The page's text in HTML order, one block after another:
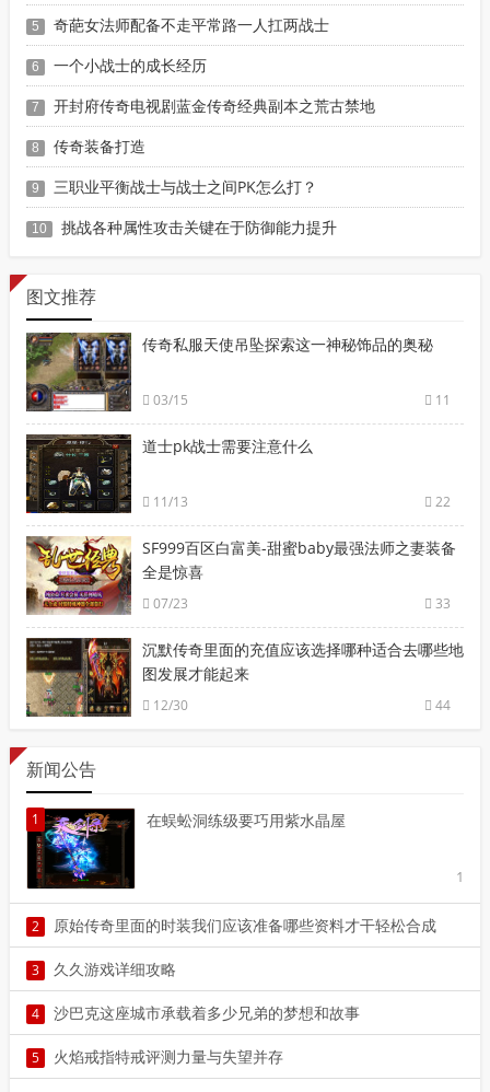
5 奇葩女法师配备不走平常路一人扛两战士
6 一个小战士的成长经历
7 开封府传奇电视剧蓝金传奇经典副本之荒古禁地
8 传奇装备打造
9 三职业平衡战士与战士之间PK怎么打？
10 挑战各种属性攻击关键在于防御能力提升
图文推荐
传奇私服天使吊坠探索这一神秘饰品的奥秘
03/15 11
道士pk战士需要注意什么
11/13 22
SF999百区白富美-甜蜜baby最强法师之妻装备
全是惊喜
07/23 33
沉默传奇里面的充值应该选择哪种适合去哪些地
图发展才能起来
12/30 44
新闻公告
1 在蜈蚣洞练级要巧用紫水晶屋
1
2 原始传奇里面的时装我们应该准备哪些资料才干轻松合成
3 久久游戏详细攻略
4 沙巴克这座城市承载着多少兄弟的梦想和故事
5 火焰戒指特戒评测力量与失望并存